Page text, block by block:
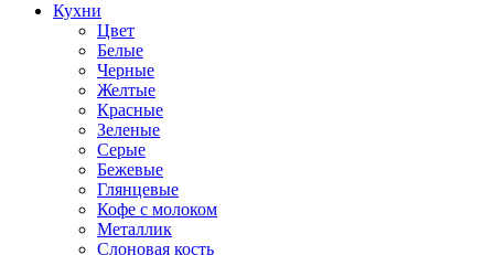
Кухни
Цвет
Белые
Черные
Желтые
Красные
Зеленые
Серые
Бежевые
Глянцевые
Кофе с молоком
Металлик
Слоновая кость